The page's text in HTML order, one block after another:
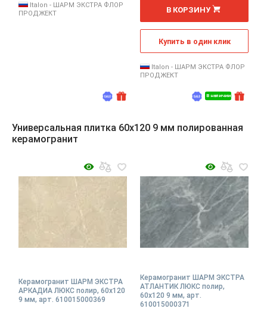
Italon - ШАРМ ЭКСТРА ФЛОР
ПРОДЖЕКТ
В наличии
м
В КОРЗИНУ
Купить в один клик
Italon - ШАРМ ЭКСТРА ФЛОР
ПРОДЖЕКТ
Универсальная плитка 60x120 9 мм полированная
керамогранит
Керамогранит ШАРМ ЭКСТРА
АРКАДИА ЛЮКС полир, 60x120
9 мм, арт. 610015000369
Керамогранит ШАРМ ЭКСТРА
АТЛАНТИК ЛЮКС полир,
60x120 9 мм, арт.
610015000371